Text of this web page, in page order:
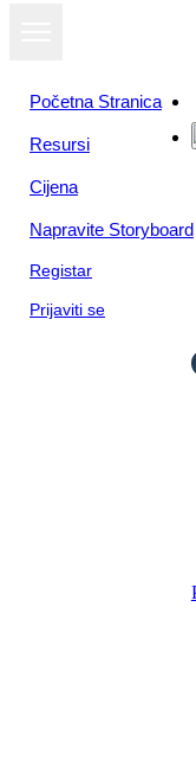
Početna Stranica
Resursi
Cijena
Napravite Storyboard
Registar
Prijaviti se